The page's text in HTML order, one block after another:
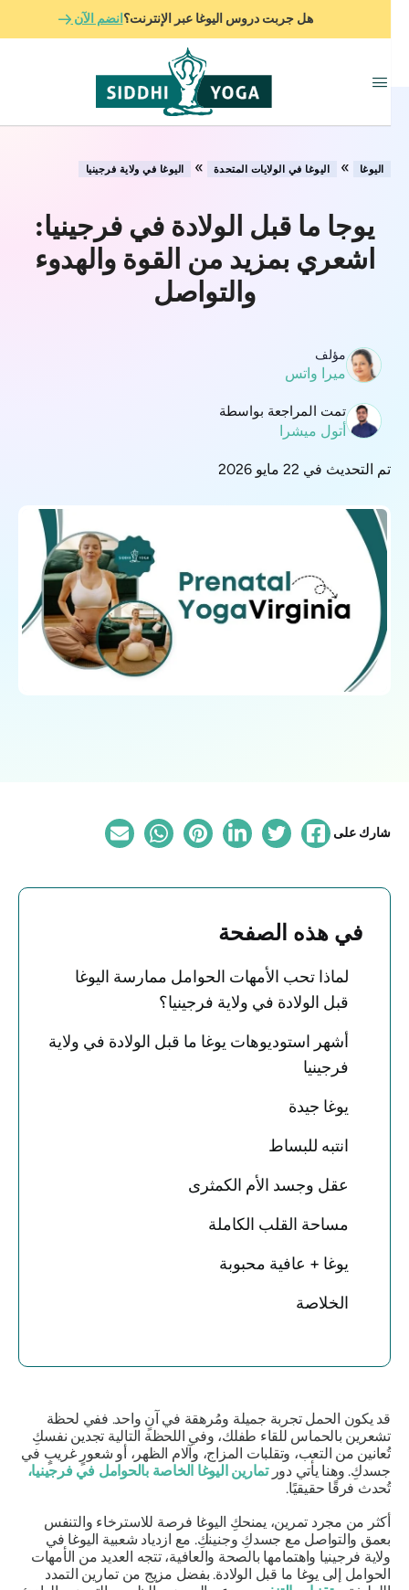
هل جربت دروس اليوغا عبر الإنترنت؟انضم الآن
اليوغا » اليوغا في الولايات المتحدة » اليوغا في ولاية فرجينيا
يوجا ما قبل الولادة في فرجينيا:
اشعري بمزيد من القوة والهدوء
والتواصل
مؤلف
ميرا واتس
تمت المراجعة بواسطة
أتول ميشرا
تم التحديث في 22 مايو 2026
شارك على
في هذه الصفحة
لماذا تحب الأمهات الحوامل ممارسة اليوغا
قبل الولادة في ولاية فرجينيا؟
أشهر استوديوهات يوغا ما قبل الولادة في ولاية
فرجينيا
يوغا جيدة
انتبه للبساط
عقل وجسد الأم الكمثرى
مساحة القلب الكاملة
يوغا + عافية محبوبة
الخلاصة
قد يكون الحمل تجربة جميلة ومُرهقة في آنٍ واحد. ففي لحظة
تشعرين بالحماس للقاء طفلك، وفي اللحظة التالية تجدين نفسكِ
تُعانين من التعب، وتقلبات المزاج، وآلام الظهر، أو شعورٍ غريبٍ في
جسدكِ. وهنا يأتي دورتمارين اليوغا الخاصة بالحوامل في فرجينيا،
تُحدث فرقًا حقيقيًا.
أكثر من مجرد تمرين، يمنحكِ اليوغا فرصة للاسترخاء والتنفس
بعمق والتواصل مع جسدكِ وجنينكِ. مع ازدياد شعبية اليوغا في
ولاية فرجينيا واهتمامها بالصحة والعافية، تتجه العديد من الأمهات
الحوامل إلى يوغا ما قبل الولادة. بفضل مزيج من تمارين التمدد